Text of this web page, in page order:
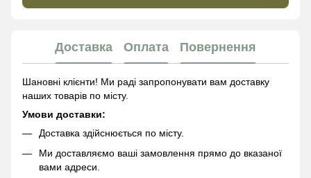
Доставка Оплата Повернення
Шановні клієнти! Ми раді запропонувати вам доставку
наших товарів по місту.
Умови доставки:
Доставка здійснюється по місту.
Ми доставляємо ваші замовлення прямо до вказаної
вами адреси.